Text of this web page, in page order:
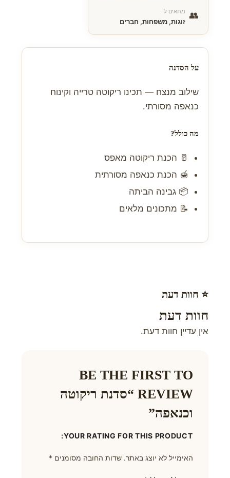
👥 מתאים ל
זוגות, משפחות, חברים
על הסדנה
שילוב מנצח — תכינו ריקוטה טרייה וקינוח
כנאפה מסורתי.
מה כולל?
🥛 הכנת ריקוטה מאפס
🍯 הכנת כנאפה מסורתית
📦 גבינה הביתה
📝 מתכונים מלאים
⭐ חוות דעת
חוות דעת
אין עדיין חוות דעת.
BE THE FIRST TO
REVIEW “סדנת ריקוטה
וכנאפה”
האימייל לא יוצג באתר. שדות החובה מסומנים *
YOUR RATING FOR THIS PRODUCT